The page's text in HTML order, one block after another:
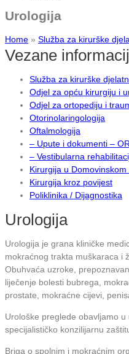
Urologija
Home » Služba za kirurške
Vezane
Služba za kirurške
Odjel za opću kirurgiju i
Odjel za ortopediju i
Otorinolaringologija
Oftalmologija
– Upute i dokumenti –
– Vestibularna
Kirurgija u Domovinskom
Kirurgija kroz povijest
Poliklinika / Dijagnostika
Urologija
Urologija je grana kliničke
mokraćnog trakta muškaraca i
Obuhvaća uzroke,
liječenje bolesti bubrega,
prostate, mokraćne cijevi,
Urološke preglede obavljamo
specijalističko konzilijarnu
Briga o spolnim i mokraćnim